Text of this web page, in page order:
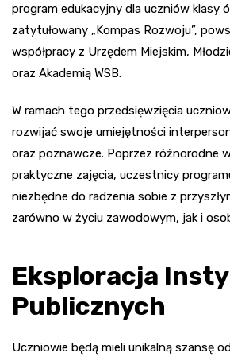
program edukacyjny dla uczniów klasy
zatytułowany „Kompas Rozwoju”,
współpracy z Urzędem Miejskim,
oraz Akademią WSB.
W ramach tego przedsięwzięcia
rozwijać swoje umiejętności
oraz poznawcze. Poprzez różnorodne
praktyczne zajęcia, uczestnicy
niezbędne do radzenia sobie z
zarówno w życiu zawodowym, jak i
Eksploracja
Publicznych
Uczniowie będą mieli unikalną szansę